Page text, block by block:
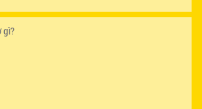
GHẾ XẾP GẤP GIÁ RẺ - MÃ SỐ: X001